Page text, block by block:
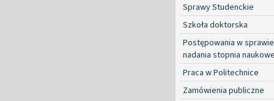
Sprawy Studenckie
Szkoła doktorska
Postępowania w sprawie
nadania stopnia
Praca w Politechnice
Zamówienia publiczne